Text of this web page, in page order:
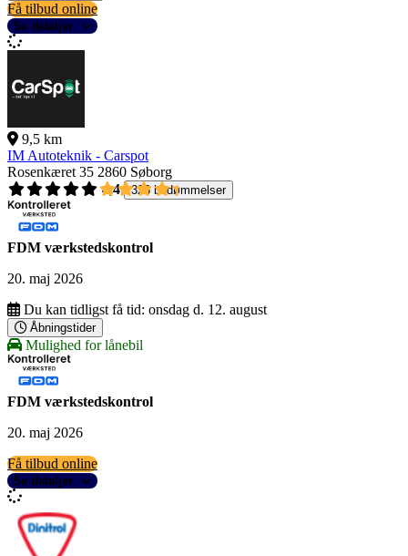
Få tilbud online
Se detaljer
9,5 km
IM Autoteknik - Carspot
Rosenkæret 35 2860 Søborg
4,4
326 bedømmelser
FDM værkstedskontrol
20. maj 2026
Du kan tidligst få tid: onsdag d. 12. august
Åbningstider
Mulighed for lånebil
FDM værkstedskontrol
20. maj 2026
Få tilbud online
Se detaljer